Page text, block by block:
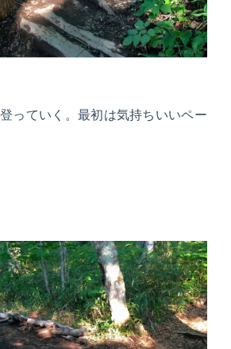
っていく。最初は気持ちいいペー